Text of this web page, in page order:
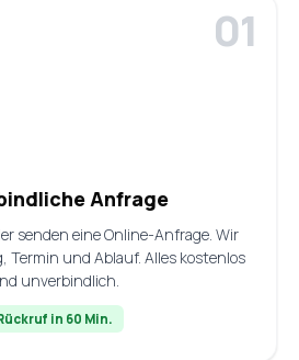
Anfrage
senden eine Online-Anfrage. Wir
Termin und Ablauf. Alles kostenlos
unverbindlich.
in 60 Min.